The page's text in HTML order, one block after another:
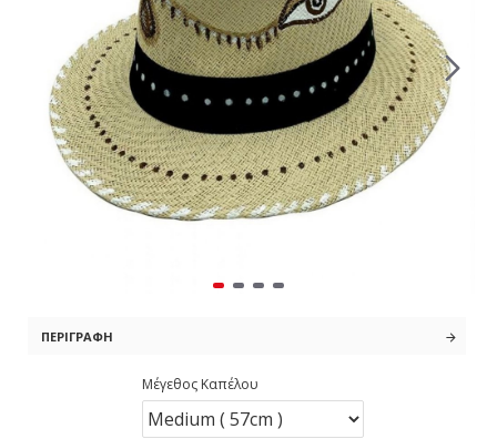
ΠΕΡΙΓΡΑΦΉ
Μέγεθος Καπέλου